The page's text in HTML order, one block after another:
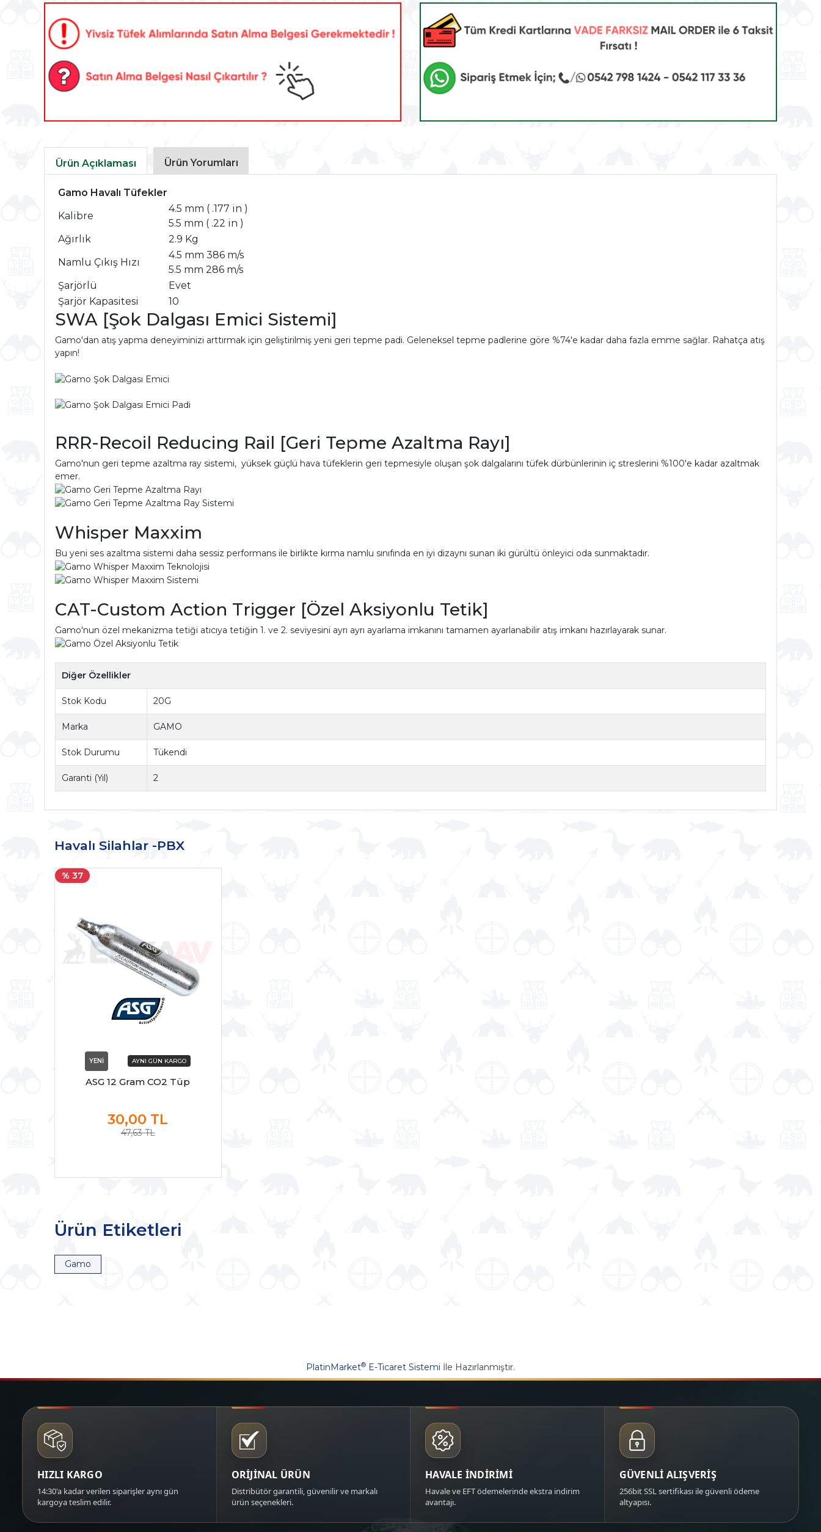
Ürün Açıklaması Ürün Yorumları
Gamo Havalı Tüfekler
Kalibre
4.5 mm ( .177 in )
5.5 mm ( .22 in )
Ağırlık
2.9 Kg
Namlu Çıkış Hızı
4.5 mm 386 m/s
5.5 mm 286 m/s
Şarjörlü
Evet
Şarjör Kapasitesi
10
SWA [Şok Dalgası Emici Sistemi]
Gamo'dan atış yapma deneyiminizi arttırmak için geliştirilmiş yeni geri tepme padi. Geleneksel tepme padlerine göre %74'e kadar daha fazla emme sağlar. Rahatça atış
yapın!
RRR-Recoil Reducing Rail [Geri Tepme Azaltma Rayı]
Gamo'nun geri tepme azaltma ray sistemi, yüksek güçlü hava tüfeklerin geri tepmesiyle oluşan şok dalgalarını tüfek dürbünlerinin iç streslerini %100'e kadar azaltmak
emer.
Whisper Maxxim
Bu yeni ses azaltma sistemi daha sessiz performans ile birlikte kırma namlu sınıfında en iyi dizaynı sunan iki gürültü önleyici oda sunmaktadır.
CAT-Custom Action Trigger [Özel Aksiyonlu Tetik]
Gamo'nun özel mekanizma tetiği atıcıya tetiğin 1. ve 2. seviyesini ayrı ayrı ayarlama imkanını tamamen ayarlanabilir atış imkanı hazırlayarak sunar.
Diğer Özellikler
Stok Kodu 20G
Marka GAMO
Stok Durumu Tükendi
Garanti (Yıl) 2
Havalı Silahlar -PBX
% 37
YENİ
ASG 12 Gram CO2 Tüp
30,00 TL
47,63 TL
Ürün Etiketleri
Gamo
PlatinMarket® E-Ticaret Sistemi İle Hazırlanmıştır.
HIZLI KARGO
14:30'a kadar verilen siparişler aynı gün
kargoya teslim edilir.
ORİJİNAL ÜRÜN
Distribütör garantili, güvenilir ve markalı
ürün seçenekleri.
HAVALE İNDİRİMİ
Havale ve EFT ödemelerinde ekstra indirim
avantajı.
GÜVENLİ ALIŞVERİŞ
256bit SSL sertifikası ile güvenli ödeme
altyapısı.